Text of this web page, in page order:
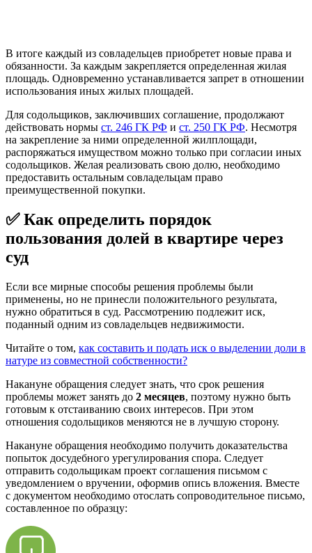
В итоге каждый из совладельцев приобретет новые права и
обязанности. За каждым закрепляется определенная жилая
площадь. Одновременно устанавливается запрет в отношении
использования иных жилых площадей.
Для содольщиков, заключивших соглашение, продолжают
действовать нормы ст. 246 ГК РФ и ст. 250 ГК РФ. Несмотря
на закрепление за ними определенной жилплощади,
распоряжаться имуществом можно только при согласии иных
содольщиков. Желая реализовать свою долю, необходимо
предоставить остальным совладельцам право
преимущественной покупки.
✅ Как определить порядок
пользования долей в квартире через
суд
Если все мирные способы решения проблемы были
применены, но не принесли положительного результата,
нужно обратиться в суд. Рассмотрению подлежит иск,
поданный одним из совладельцев недвижимости.
Читайте о том, как составить и подать иск о выделении доли в
натуре из совместной собственности?
Накануне обращения следует знать, что срок решения
проблемы может занять до 2 месяцев, поэтому нужно быть
готовым к отстаиванию своих интересов. При этом
отношения содольщиков меняются не в лучшую сторону.
Накануне обращения необходимо получить доказательства
попыток досудебного урегулирования спора. Следует
отправить содольщикам проект соглашения письмом с
уведомлением о вручении, оформив опись вложения. Вместе
с документом необходимо отослать сопроводительное письмо,
составленное по образцу: